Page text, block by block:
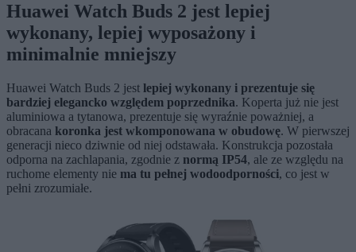
Huawei Watch Buds 2 jest lepiej
wykonany, lepiej wyposażony i
minimalnie mniejszy
Huawei Watch Buds 2 jest lepiej wykonany i prezentuje się
bardziej elegancko względem poprzednika. Koperta już nie jest
aluminiowa a tytanowa, prezentuje się wyraźnie poważniej, a
obracana koronka jest wkomponowana w obudowę. W pierwszej
generacji nieco dziwnie od niej odstawała. Konstrukcja pozostała
odporna na zachlapania, zgodnie z normą IP54, ale ze względu na
ruchome elementy nie ma tu pełnej wodoodporności, co jest w
pełni zrozumiałe.